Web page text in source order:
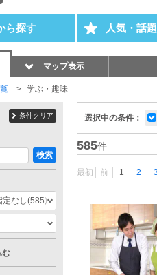
ら探す 人気・話
マップ表示
学ぶ・趣味
選択中の条件：
585件
最初 前 1 2
条件クリア
検索
定なし(585)
む